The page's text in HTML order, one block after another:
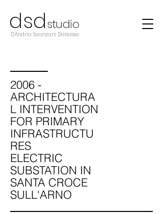
dsdstudio
D'Andria Scanzani Dalsasso
2006 -
ARCHITECTURA
L INTERVENTION
FOR PRIMARY
INFRASTRUCTU
RES
ELECTRIC
SUBSTATION IN
SANTA CROCE
SULL'ARNO